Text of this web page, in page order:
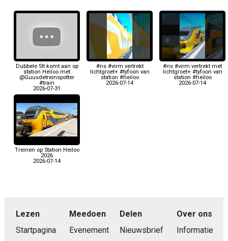
Dubbele Slt komt aan op
station Heiloo met
@Guusdetreinspotter
#train
2026-07-31
#ns #virm vertrekt
lichtgroet+ #tyfoon van
station #heiloo
2026-07-14
#ns #virm vertrekt met
lichtgroet+ #tyfoon van
station #heiloo
2026-07-14
Treinen op Station Heiloo
2026
2026-07-14
Lezen
Startpagina
Meedoen
Evenement
Delen
Nieuwsbrief
Over ons
Informatie